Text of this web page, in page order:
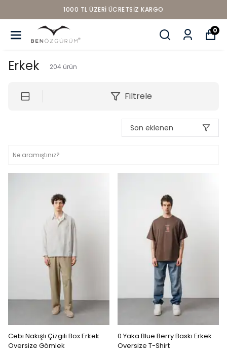
1000 TL ÜZERI ÜCRETSIZ KARGO
0
Erkek 204 ürün
Filtrele
Son eklenen
Cebi Nakışlı Çizgili Box Erkek
Oversize Gömlek
0 Yaka Blue Berry Baskı Erkek
Oversize T-Shirt